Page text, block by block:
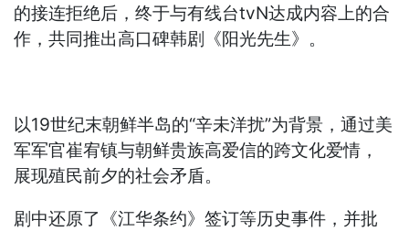
的接连拒绝后，终于与有线台tvN达成内容上的合
作，共同推出高口碑韩剧《阳光先生》。
以19世纪末朝鲜半岛的“辛未洋扰”为背景，通过美
军军官崔宥镇与朝鲜贵族高爱信的跨文化爱情，
展现殖民前夕的社会矛盾。
剧中还原了《江华条约》签订等历史事件，并批